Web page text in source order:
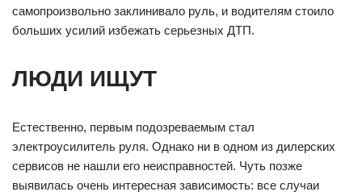
самопроизвольно заклинивало руль, и водителям стоило
больших усилий избежать серьезных ДТП.
ЛЮДИ ИЩУТ
Естественно, первым подозреваемым стал
электроусилитель руля. Однако ни в одном из дилерских
сервисов не нашли его неисправностей. Чуть позже
выявилась очень интересная зависимость: все случаи